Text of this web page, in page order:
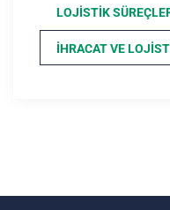
LOJISTIK
İHRACAT VE